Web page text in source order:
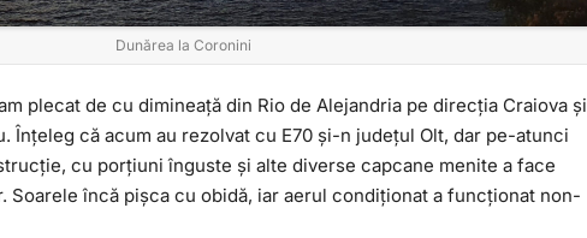
Dunărea la Coronini
plecat de cu dimineață din Rio de Alejandria pe direcția Craiova și
Înțeleg că acum au rezolvat cu E70 și-n județul Olt, dar pe-atunci
cu porțiuni înguste și alte diverse capcane menite a face
Soarele încă pișca cu obidă, iar aerul condiționat a funcționat non-